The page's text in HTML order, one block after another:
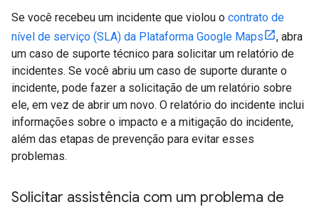
Se você recebeu um incidente que violou o contrato de
nível de serviço (SLA) da Plataforma Google Maps
, abra
um caso de suporte técnico para solicitar um relatório de
incidentes. Se você abriu um caso de suporte durante o
incidente, pode fazer a solicitação de um relatório sobre
ele, em vez de abrir um novo. O relatório do incidente inclui
informações sobre o impacto e a mitigação do incidente,
além das etapas de prevenção para evitar esses
problemas.
Solicitar assistência com um problema de